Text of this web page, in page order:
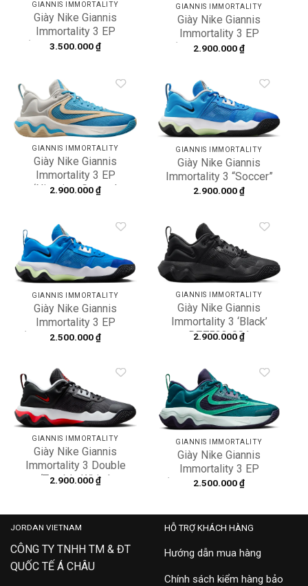
GIANNIS IMMORTALITY
Giày Nike Giannis
Immortality 3 EP
‘Black’ DZ7534-001
3.500.000₫
GIANNIS IMMORTALITY
Giày Nike Giannis
Immortality 3 EP
‘White Light Photo
2.900.000₫
Add to
wishlist
GIANNIS IMMORTALITY
Giày Nike Giannis
Immortality 3 EP
‘Nigeria x Greece’
2.900.000₫
Add to
wishlist
GIANNIS IMMORTALITY
Giày Nike Giannis
Immortality 3 “Soccer”
DZ7533-400
2.900.000₫
Add to
wishlist
GIANNIS IMMORTALITY
Giày Nike Giannis
Immortality 3 EP
‘Photo Blue’ DZ7534-
2.500.000₫
Add to
wishlist
GIANNIS IMMORTALITY
Giày Nike Giannis
Immortality 3 ‘Black’
DZ7533-001
2.900.000₫
Add to
wishlist
GIANNIS IMMORTALITY
Giày Nike Giannis
Immortality 3 Double
‘Trouble White’
2.900.000₫
Add to
wishlist
GIANNIS IMMORTALITY
Giày Nike Giannis
Immortality 3 EP
‘Geode Teal’ DZ7534-
2.500.000₫
JORDAN VIETNAM
CÔNG TY TNHH TM & ĐT
QUỐC TẾ Á CHÂU
HỖ TRỢ KHÁCH HÀNG
Hướng dẫn mua hàng
Chính sách kiểm hàng bảo